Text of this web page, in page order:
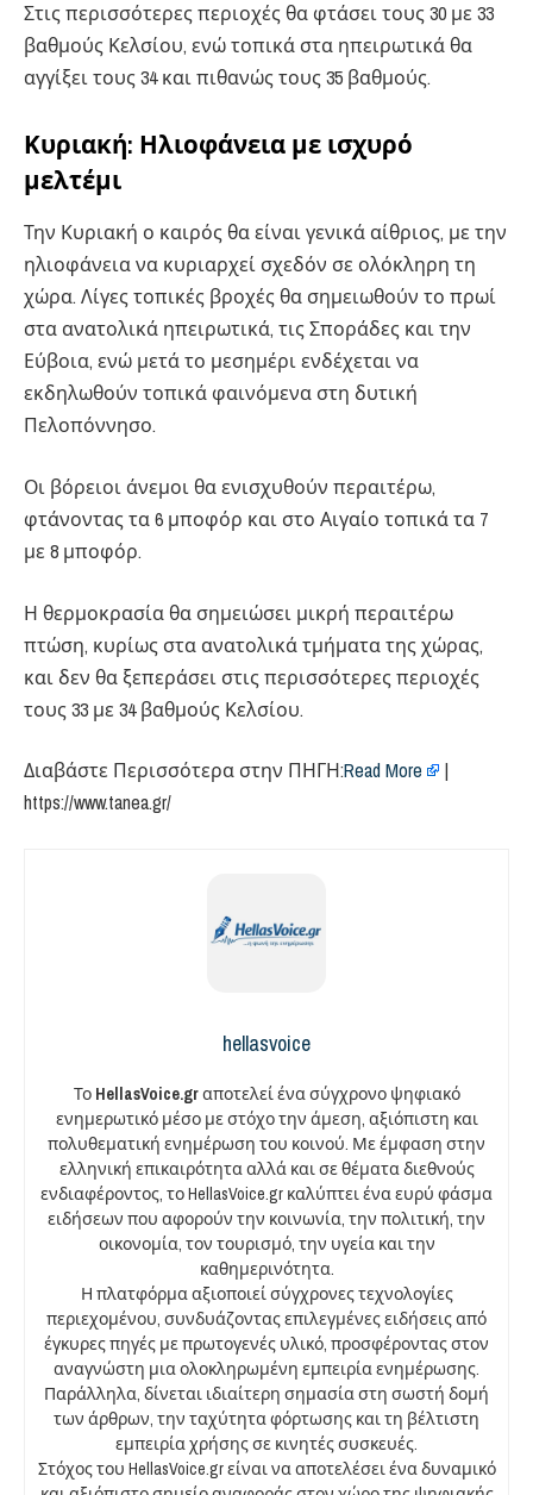
Στις περισσότερες περιοχές θα φτάσει τους 30 με 33
βαθμούς Κελσίου, ενώ τοπικά στα ηπειρωτικά θα
αγγίξει τους 34 και πιθανώς τους 35 βαθμούς.
Κυριακή: Ηλιοφάνεια με ισχυρό
μελτέμι
Την Κυριακή ο καιρός θα είναι γενικά αίθριος, με την
ηλιοφάνεια να κυριαρχεί σχεδόν σε ολόκληρη τη
χώρα. Λίγες τοπικές βροχές θα σημειωθούν το πρωί
στα ανατολικά ηπειρωτικά, τις Σποράδες και την
Εύβοια, ενώ μετά το μεσημέρι ενδέχεται να
εκδηλωθούν τοπικά φαινόμενα στη δυτική
Πελοπόννησο.
Οι βόρειοι άνεμοι θα ενισχυθούν περαιτέρω,
φτάνοντας τα 6 μποφόρ και στο Αιγαίο τοπικά τα 7
με 8 μποφόρ.
Η θερμοκρασία θα σημειώσει μικρή περαιτέρω
πτώση, κυρίως στα ανατολικά τμήματα της χώρας,
και δεν θα ξεπεράσει στις περισσότερες περιοχές
τους 33 με 34 βαθμούς Κελσίου.
Διαβάστε Περισσότερα στην ΠΗΓΗ:​Read More
|
https://www.tanea.gr/
hellasvoice
Το HellasVoice.grαποτελεί ένα σύγχρονο ψηφιακό
ενημερωτικό μέσο με στόχο την άμεση, αξιόπιστη και
πολυθεματική ενημέρωση του κοινού. Με έμφαση στην
ελληνική επικαιρότητα αλλά και σε θέματα διεθνούς
ενδιαφέροντος, το HellasVoice.gr καλύπτει ένα ευρύ φάσμα
ειδήσεων που αφορούν την κοινωνία, την πολιτική, την
οικονομία, τον τουρισμό, την υγεία και την
καθημερινότητα.
Η πλατφόρμα αξιοποιεί σύγχρονες τεχνολογίες
περιεχομένου, συνδυάζοντας επιλεγμένες ειδήσεις από
έγκυρες πηγές με πρωτογενές υλικό, προσφέροντας στον
αναγνώστη μια ολοκληρωμένη εμπειρία ενημέρωσης.
Παράλληλα, δίνεται ιδιαίτερη σημασία στη σωστή δομή
των άρθρων, την ταχύτητα φόρτωσης και τη βέλτιστη
εμπειρία χρήσης σε κινητές συσκευές.
Στόχος του HellasVoice.gr είναι να αποτελέσει ένα δυναμικό